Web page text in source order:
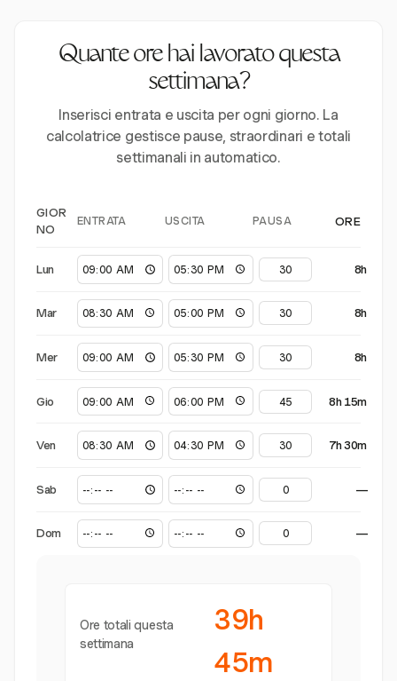
Quante ore hai lavorato questa
settimana?
Inserisci entrata e uscita per ogni giorno. La
calcolatrice gestisce pause, straordinari e totali
settimanali in automatico.
GIOR
NO
ENTRATA USCITA PAUSA ORE
Lun 8h
Mar 8h
Mer 8h
Gio 8h 15m
Ven 7h 30m
Sab —
Dom —
Ore totali questa
settimana
39h
45m